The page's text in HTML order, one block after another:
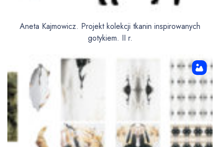
Aneta Kajmowicz. Projekt kolekcji tkanin inspirowanych
gotykiem. II r.